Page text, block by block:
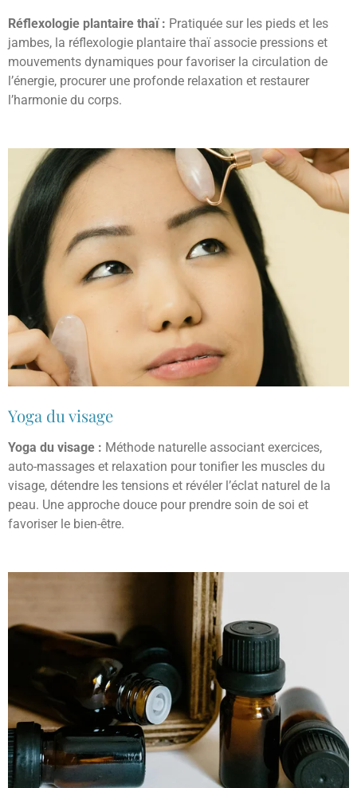
Réflexologie plantaire thaï : Pratiquée sur les pieds et les
jambes, la réflexologie plantaire thaï associe pressions et
mouvements dynamiques pour favoriser la circulation de
l’énergie, procurer une profonde relaxation et restaurer
l’harmonie du corps.
Yoga du visage
Yoga du visage : Méthode naturelle associant exercices,
auto-massages et relaxation pour tonifier les muscles du
visage, détendre les tensions et révéler l’éclat naturel de la
peau. Une approche douce pour prendre soin de soi et
favoriser le bien-être.